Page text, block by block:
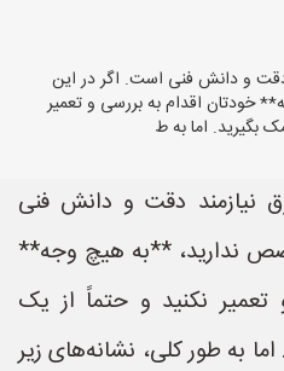
های شهرها
و دانش فنی است. اگر در این
خودتان اقدام به بررسی و تعمیر
بگیرید. اما به ط
نیازمند دقت و دانش فنی
ندارید، **به هیچ وجه**
تعمیر نکنید و حتماً از یک
به طور کلی، نشانه‌های زیر